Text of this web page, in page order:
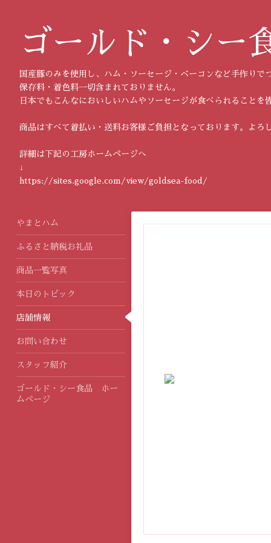
ゴールド・シ
国産豚のみを使用し、ハム・ソーセージ・ベーコンなど手作りで
保存料・着色料一切含まれておりません。
日本でもこんなにおいしいハムやソーセージが食べられることを
商品はすべて着払い・送料お客様ご負担となっております。よろ
詳細は下記の工房ホームページへ
↓
https://sites.google.com/view/goldsea-food/
やまとハム
ふるさと納税お礼品
商品一覧写真
本日のトピック
店舗情報
お問い合わせ
スタッフ紹介
ゴールド・シー食品 ホー
ムページ